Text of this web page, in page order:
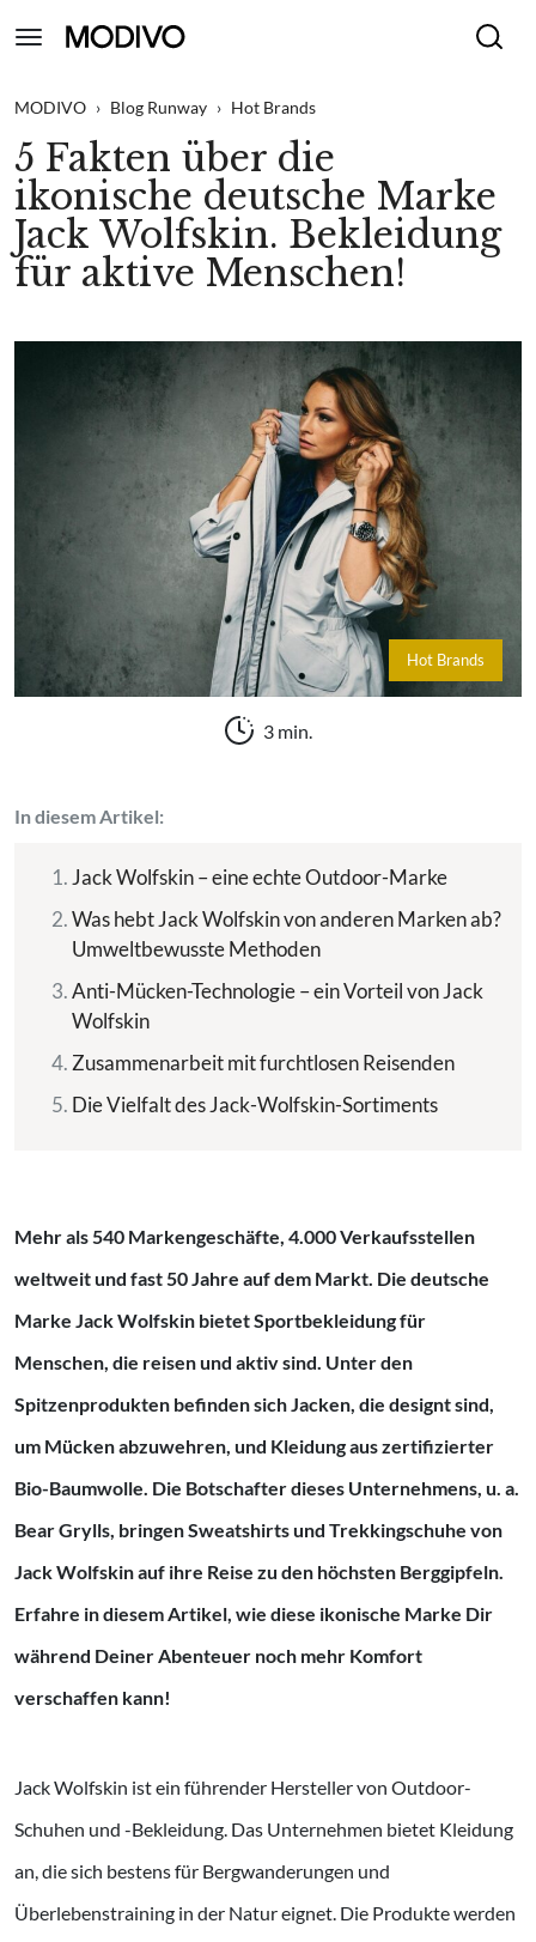
MODIVO › Blog Runway › Hot Brands
5 Fakten über die
ikonische deutsche Marke
Jack Wolfskin. Bekleidung
für aktive Menschen!
Hot Brands
3 min.
In diesem Artikel:
Jack Wolfskin – eine echte Outdoor-Marke
Was hebt Jack Wolfskin von anderen Marken ab?
Umweltbewusste Methoden
Anti-Mücken-Technologie – ein Vorteil von Jack
Wolfskin
Zusammenarbeit mit furchtlosen Reisenden
Die Vielfalt des Jack-Wolfskin-Sortiments
Mehr als 540 Markengeschäfte, 4.000 Verkaufsstellen
weltweit und fast 50 Jahre auf dem Markt. Die deutsche
Marke Jack Wolfskin bietet Sportbekleidung für
Menschen, die reisen und aktiv sind. Unter den
Spitzenprodukten befinden sich Jacken, die designt sind,
um Mücken abzuwehren, und Kleidung aus zertifizierter
Bio-Baumwolle. Die Botschafter dieses Unternehmens, u. a.
Bear Grylls, bringen Sweatshirts und Trekkingschuhe von
Jack Wolfskin auf ihre Reise zu den höchsten Berggipfeln.
Erfahre in diesem Artikel, wie diese ikonische Marke Dir
während Deiner Abenteuer noch mehr Komfort
verschaffen kann!
Jack Wolfskin ist ein führender Hersteller von Outdoor-
Schuhen und -Bekleidung. Das Unternehmen bietet Kleidung
an, die sich bestens für Bergwanderungen und
Überlebenstraining in der Natur eignet. Die Produkte werden